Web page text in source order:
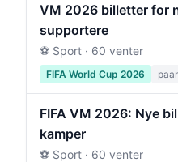
VM 2026 billetter for
supportere
⚽ Sport · 60 venter
FIFA World Cup 2026
FIFA VM 2026: Nye
kamper
⚽ Sport · 60 venter